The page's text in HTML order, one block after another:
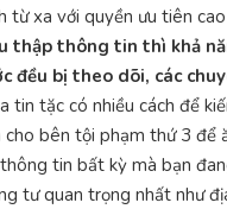
từ xa với quyền ưu tiên
thập thông tin thì khả
đều bị theo dõi, các
tin tặc có nhiều cách để
bên tội phạm thứ 3 để
tin bất kỳ mà bạn
tư quan trọng nhất như